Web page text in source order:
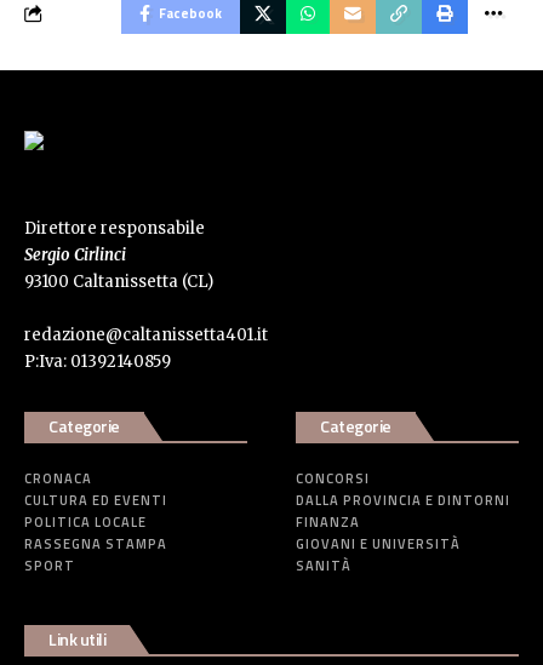
Facebook
Direttore responsabile
Sergio Cirlinci
93100 Caltanissetta (CL)
redazione@caltanissetta401.it
P:Iva: 01392140859
Categorie
CRONACA
CULTURA ED EVENTI
POLITICA LOCALE
RASSEGNA STAMPA
SPORT
Categorie
CONCORSI
DALLA PROVINCIA E DINTORNI
FINANZA
GIOVANI E UNIVERSITÀ
SANITÀ
Link utili